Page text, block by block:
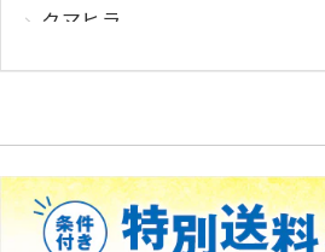
クマヒラ
その他メーカー